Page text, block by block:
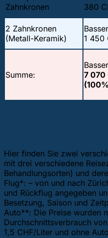
Zahnkronen
380
2 Zahnkronen
(Metall-Keramik)
1 450
Summe:
7 070
Hier finden Sie zwei
mit drei verschiedene
Behandlungsorten) und
Flug*: – von und nach
und Rückflug angegeben
Besetzung, Saison und
Auto**: Die Preise wurden
Durchschnittsverbrauch
1,5 CHF/Liter und ohne